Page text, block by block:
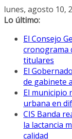
Saltar
al
lunes, agosto 10,
Lo último:
El Consejo
cronograma
titulares
El
de gabinete
El municipio
urbana en
CIS Banda
la lactancia
calidad